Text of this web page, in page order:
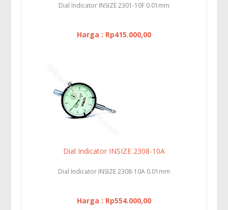
Dial Indicator INSIZE 2301-10F 0.01mm
Harga : Rp415.000,00
Dial Indicator INSIZE 2308-10A
Dial Indicator INSIZE 2308-10A 0.01mm
Harga : Rp554.000,00